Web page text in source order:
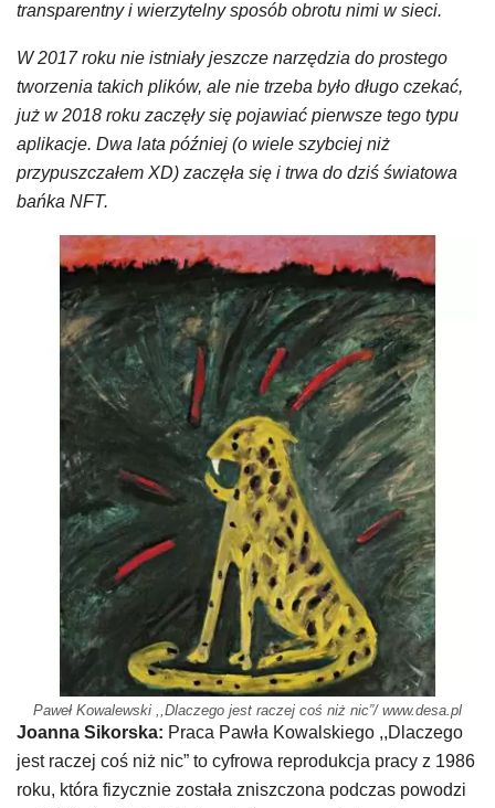
transparentny i wierzytelny sposób obrotu nimi w sieci.
W 2017 roku nie istniały jeszcze narzędzia do prostego
tworzenia takich plików, ale nie trzeba było długo czekać,
już w 2018 roku zaczęły się pojawiać pierwsze tego typu
aplikacje. Dwa lata później (o wiele szybciej niż
przypuszczałem XD) zaczęła się i trwa do dziś światowa
bańka NFT.
Paweł Kowalewski ,,Dlaczego jest raczej coś niż nic”/ www.desa.pl
Joanna Sikorska: Praca Pawła Kowalskiego ,,Dlaczego
jest raczej coś niż nic” to cyfrowa reprodukcja pracy z 1986
roku, która fizycznie została zniszczona podczas powodzi